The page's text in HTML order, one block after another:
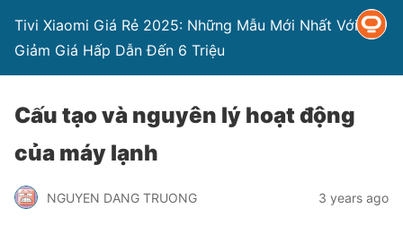
Tivi Xiaomi Giá Rẻ 2025: Những Mẫu Mới Nhất Với
Giảm Giá Hấp Dẫn Đến 6 Triệu
Cấu tạo và nguyên lý hoạt động
của máy lạnh
NGUYEN DANG TRUONG 3 years ago